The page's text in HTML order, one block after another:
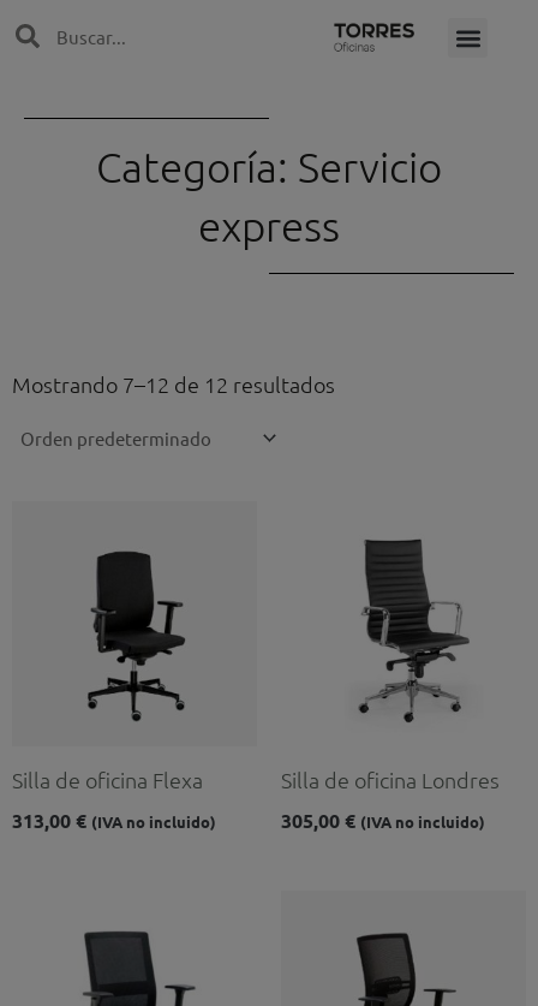
SearchSearch
Categoría: Servicio
express
Mostrando 7–12 de 12 resultados
Silla de oficina Flexa
313,00€ (IVA no incluido)
Silla de oficina Londres
305,00€ (IVA no incluido)